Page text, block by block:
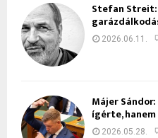
Stefan Streit:
2026.06.11.
Májer
ígérte,
2026.05.28.